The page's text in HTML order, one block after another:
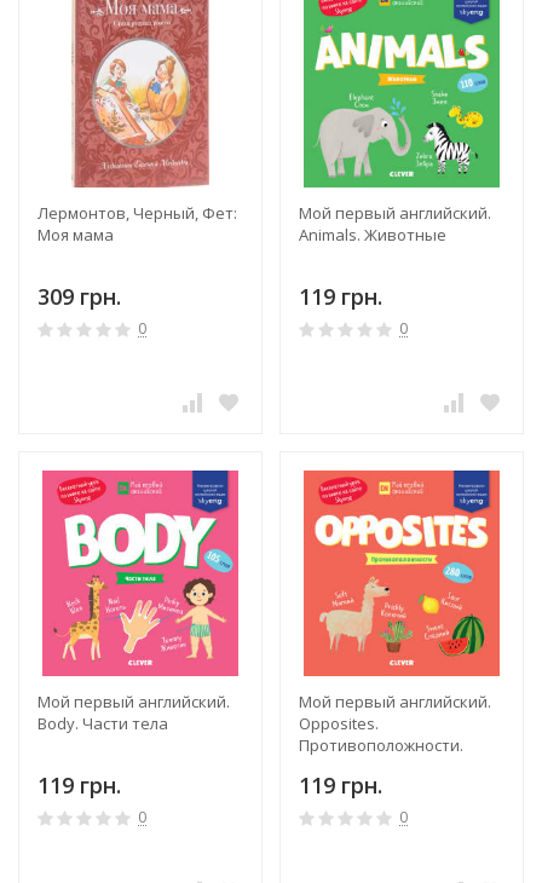
Лермонтов, Черный, Фет:
Моя мама
309 грн.
0
Мой первый английский.
Animals. Животные
119 грн.
0
Мой первый английский.
Body. Части тела
119 грн.
0
Мой первый английский.
Opposites.
Противоположности.
119 грн.
0